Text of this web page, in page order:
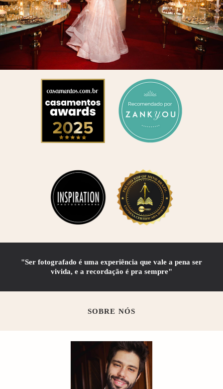
"Ser fotografado é uma experiência que vale a pena ser
vivida, e a recordação é pra sempre"
SOBRE NÓS